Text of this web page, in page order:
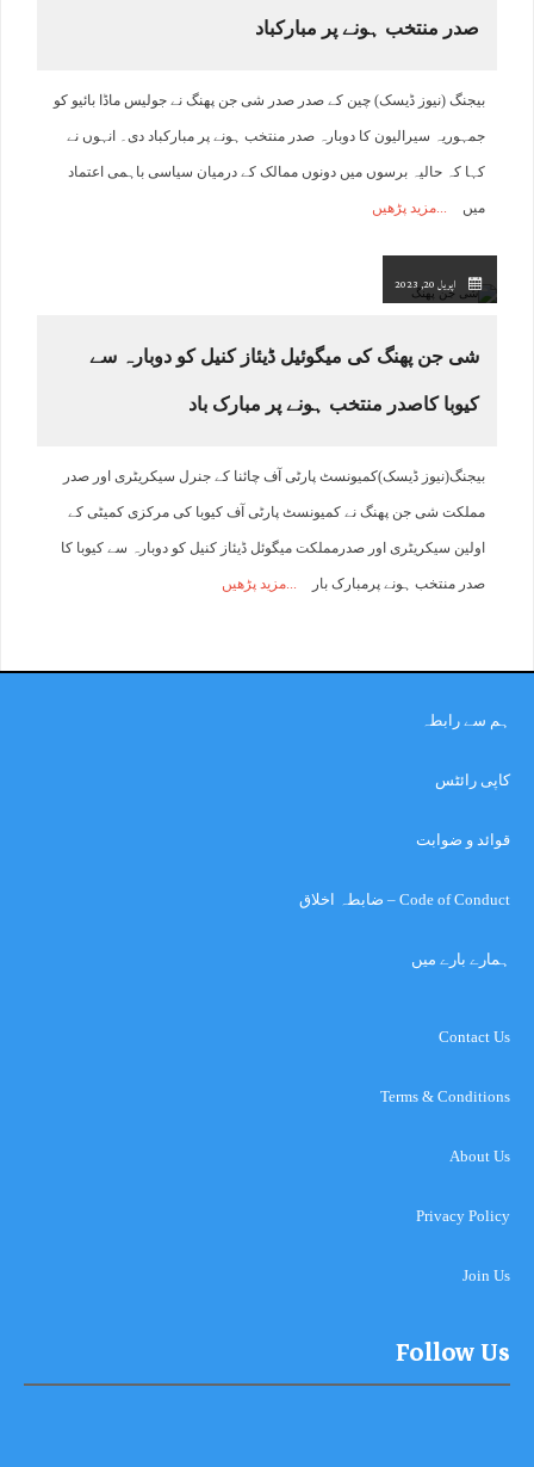
صدر منتخب ہونے پر مبارکباد
بیجنگ (نیوز ڈیسک) چین کے صدر صدر شی جن پھنگ نے جولیس ماڈا بائیو کو
جمہوریہ سیرالیون کا دوبارہ صدر منتخب ہونے پر مبارکباد دی۔ انہوں نے
کہا کہ حالیہ برسوں میں دونوں ممالک کے درمیان سیاسی باہمی اعتماد
میں مزید پڑھیں
اپریل 20, 2023
شی جن پھنگ کی میگوئیل ڈیئاز کنیل کو دوبارہ سے
کیوبا کاصدر منتخب ہونے پر مبارک باد
بیجنگ(نیوز ڈیسک)کمیونسٹ پارٹی آف چائنا کے جنرل سیکریٹری اور صدر
مملکت شی جن پھنگ نے کمیونسٹ پارٹی آف کیوبا کی مرکزی کمیٹی کے
اولین سیکریٹری اور صدرمملکت میگوئل ڈیئاز کنیل کو دوبارہ سے کیوبا کا
صدر منتخب ہونے پرمبارک بار مزید پڑھیں
ہم سے رابطہ
کاپی رائٹس
قوائد و ضوابت
Code of Conduct – ضابطہ اخلاق
ہمارے بارے میں
Contact Us
Terms & Conditions
About Us
Privacy Policy
Join Us
Follow Us